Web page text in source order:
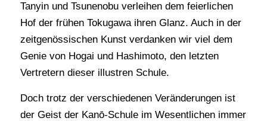
Tanyin und Tsunenobu verleihen dem feierlichen
Hof der frühen Tokugawa ihren Glanz. Auch in der
zeitgenössischen Kunst verdanken wir viel dem
Genie von Hogai und Hashimoto, den letzten
Vertretern dieser illustren Schule.
Doch trotz der verschiedenen Veränderungen ist
der Geist der Kanō-Schule im Wesentlichen immer